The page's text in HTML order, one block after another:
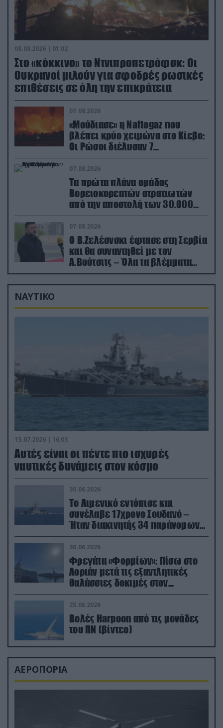
08.08.2026 | 01:02
Στο «κόκκινο» το Ντνιπροπετρόφσκ: Οι
Ουκρανοί μιλούν για σφοδρές ρωσικές
επιθέσεις σε όλη την επικράτεια
07.08.2026
«Μούδιασε» η Naftogaz που
βλέπει κρύο χειμώνα στο Κίεβο:
Οι Ρώσοι διέλυσαν 7
εγκαταστάσεις του ουκρανικού
κολοσσού!
07.08.2026
Τα πρώτα πλάνα ομάδας
Βορειοκορεατών στρατιωτών
από την αποστολή των 30.000
που έφτασαν στη Ρωσία (βίντεο)
07.08.2026
Ο Β.Ζελέσνσκι έφτασε στη Σερβία
και θα συναντηθεί με τον
Α.Βούτσιτς – Όλα τα βλέμματα
στις σχέσεις με τη Ρωσία
ΝΑΥΤΙΚΟ
15.07.2026 | 16:03
Aυτές είναι οι πέντε πιο ισχυρές
ναυτικές δυνάμεις στον κόσμο
30.06.2026
Το Λιμενικό εντόπισε και
συνέλαβε 17χρονο Σουδανό –
Ήταν διακινητής 34 παράνομων
μεταναστών
30.06.2026
Φρεγάτα «Φορμίων»: Πίσω στο
Λοριάν μετά τις εξαντλητικές
θαλάσσιες δοκιμές στον
απαιτητικό Βισκαϊκό
25.06.2026
Βολές Harpoon από τις μονάδες
του ΠΝ (βίντεο)
ΑΕΡΟΠΟΡΙΑ